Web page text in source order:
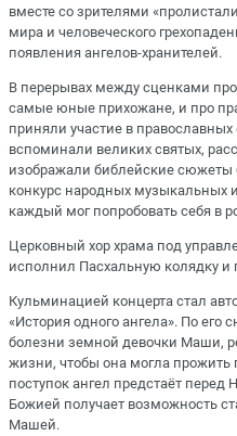
вместе со зрителями
мира и человеческого
появления ангелов-хранителей.
В перерывах между сценками
самые юные прихожане, и про
приняли участие в
вспоминали великих святых,
изображали библейские сюжеты
конкурс народных музыкальных
каждый мог попробовать себя в
Церковный хор храма под
исполнил Пасхальную колядку и
Кульминацией концерта стал
«История одного ангела». По его
болезни земной девочки Маши,
жизни, чтобы она могла прожить
поступок ангел предстаёт
Божией получает возможность
Машей.